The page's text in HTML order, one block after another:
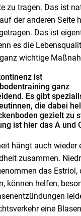
zu tragen. Das ist
der anderen Seite
Das ist
es die
wichtige
ist
ganz
Es gibt
die dabei
gezielt zu
ist hier das A und
hängt auch wieder
zusammen.
das Estriol,
können helfen,
eine